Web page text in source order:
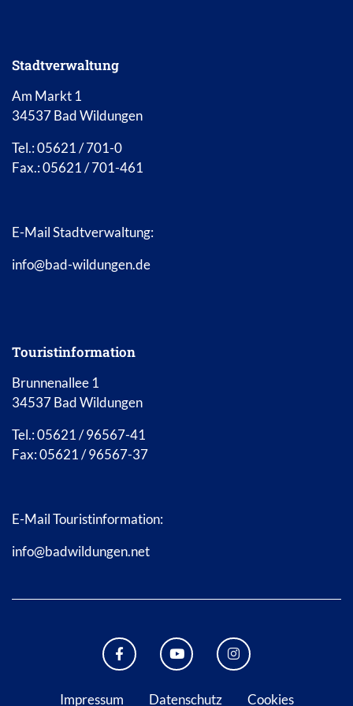
Stadtverwaltung
Am Markt 1
34537 Bad Wildungen
Tel.: 05621 / 701-0
Fax.: 05621 / 701-461
E-Mail Stadtverwaltung:
info@bad-wildungen.de
Touristinformation
Brunnenallee 1
34537 Bad Wildungen
Tel.: 05621 / 96567-41
Fax: 05621 / 96567-37
E-Mail Touristinformation:
info@badwildungen.net
FACEBOOK BAD WILDUNGEN
YOUTUBE KANAL STADT
INSTAGRAM
Impressum Datenschutz Cookies